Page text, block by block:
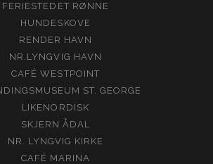
FERIESTEDET RØNNE
HUNDESKOVE
RENDER HAVN
NR.LYNGVIG HAVN
CAFÉ WESTPOINT
ST. GEORGE
LIKENORDISK
SKJERN ÅDAL
NR. LYNGVIG KIRKE
CAFÉ MARINA